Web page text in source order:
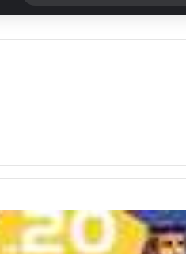
عن